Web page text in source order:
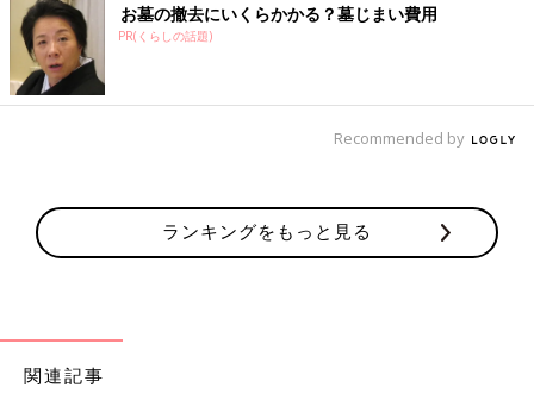
お墓の撤去にいくらかかる？墓じまい費用
PR(くらしの話題)
Recommended by
ランキングをもっと見る
関連記事